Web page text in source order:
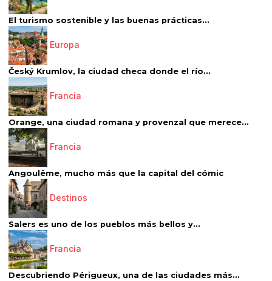
El turismo sostenible y las buenas prácticas...
Europa
Český Krumlov, la ciudad checa donde el río...
Francia
Orange, una ciudad romana y provenzal que merece...
Francia
Angoulême, mucho más que la capital del cómic
Destinos
Salers es uno de los pueblos más bellos y...
Francia
Descubriendo Périgueux, una de las ciudades más...